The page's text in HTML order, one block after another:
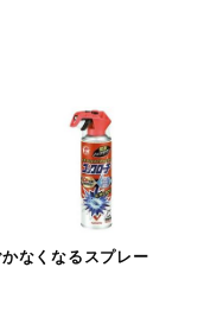
なくなるスプレー